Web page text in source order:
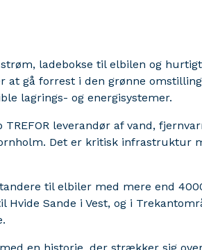
ladebokse til elbilen og
at gå forrest i den grønne
lagrings- og energisystemer.
leverandør af vand,
Det er kritisk infrastruktur
til elbiler med mere end
Sande i Vest, og i